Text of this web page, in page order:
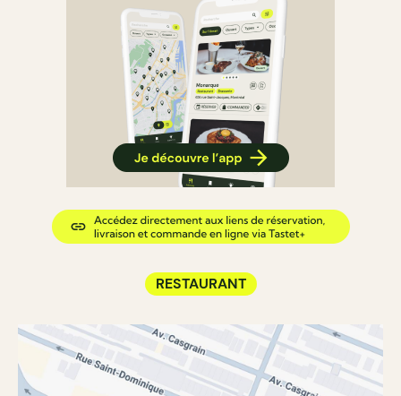
RESTAURANT